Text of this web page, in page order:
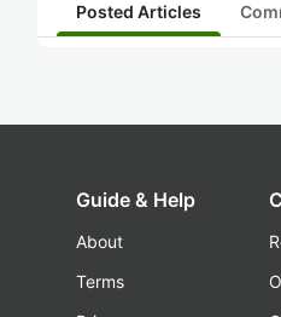
Posted Articles
Guide & Help
About
Terms